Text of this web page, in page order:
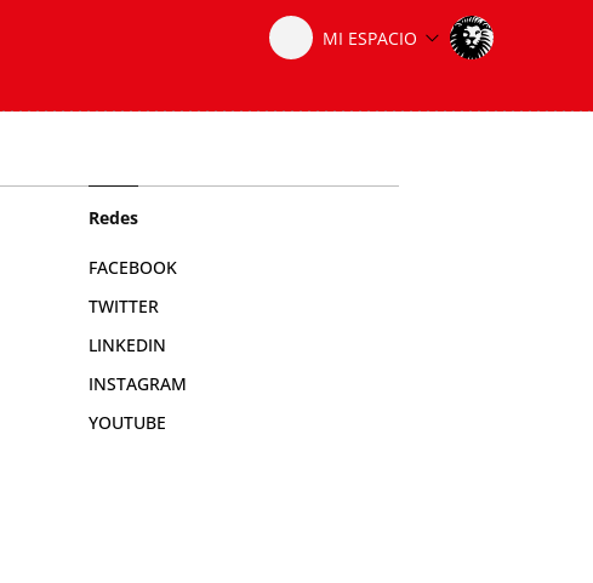
Redes
FACEBOOK
TWITTER
LINKEDIN
INSTAGRAM
YOUTUBE